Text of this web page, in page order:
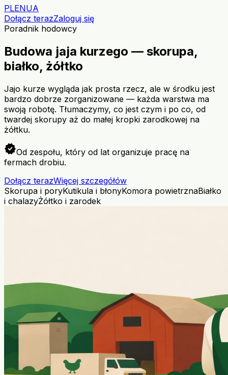
PLENUA
Dołącz terazZaloguj się
Poradnik hodowcy
Budowa jaja kurzego — skorupa,
białko, żółtko
Jajo kurze wygląda jak prosta rzecz, ale w środku jest
bardzo dobrze zorganizowane — każda warstwa ma
swoją robotę. Tłumaczymy, co jest czym i po co, od
twardej skorupy aż do małej kropki zarodkowej na
żółtku.
verifiedOd zespołu, który od lat organizuje pracę na
fermach drobiu.
Dołącz terazWięcej szczegółów
Skorupa i poryKutikula i błonyKomora powietrznaBiałko
i chalazyŻółtko i zarodek